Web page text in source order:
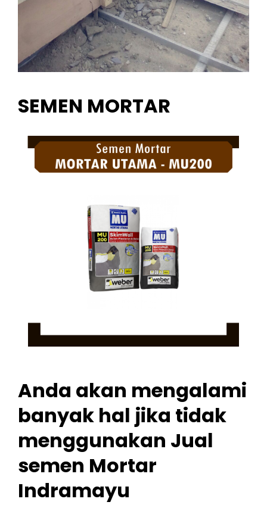
SEMEN MORTAR
Anda akan mengalami
banyak hal jika tidak
menggunakan Jual
semen Mortar
Indramayu